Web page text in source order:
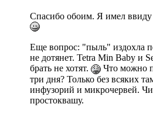
Спасибо обоим. Я имел
Еще вопрос: "пыль" издохла
не дотянет. Tetra Min Baby и
брать не хотят.
Что можно
три дня? Только без всяких
инфузорий и микрочервей.
простоквашу.